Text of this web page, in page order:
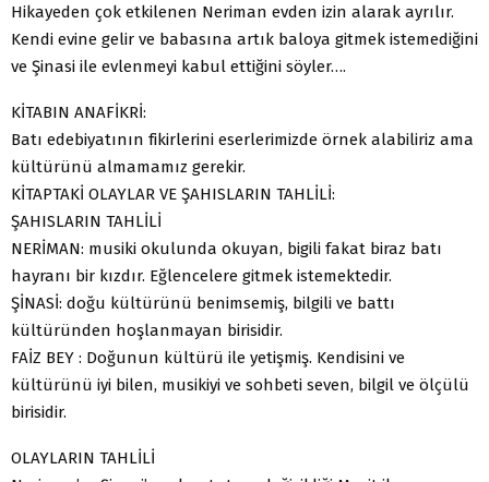
Hikayeden çok etkilenen Neriman evden izin alarak ayrılır.
Kendi evine gelir ve babasına artık baloya gitmek istemediğini
ve Şinasi ile evlenmeyi kabul ettiğini söyler….
KİTABIN ANAFİKRİ:
Batı edebiyatının fikirlerini eserlerimizde örnek alabiliriz ama
kültürünü almamamız gerekir.
KİTAPTAKİ OLAYLAR VE ŞAHISLARIN TAHLİLİ:
ŞAHISLARIN TAHLİLİ
NERİMAN: musiki okulunda okuyan, bigili fakat biraz batı
hayranı bir kızdır. Eğlencelere gitmek istemektedir.
ŞİNASİ: doğu kültürünü benimsemiş, bilgili ve battı
kültüründen hoşlanmayan birisidir.
FAİZ BEY : Doğunun kültürü ile yetişmiş. Kendisini ve
kültürünü iyi bilen, musikiyi ve sohbeti seven, bilgil ve ölçülü
birisidir.
OLAYLARIN TAHLİLİ